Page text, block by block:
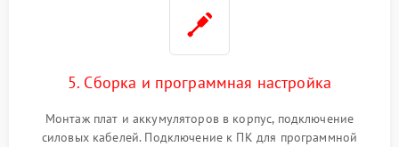
5. Сборка и программная настройка
Монтаж плат и аккумуляторов в корпус, подключение
силовых кабелей. Подключение к ПК для программной